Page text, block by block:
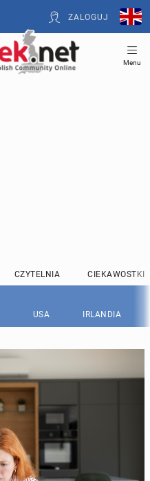
ZALOGUJ
Menu
CZYTELNIA CIEKAWOSTKI
USA IRLANDIA